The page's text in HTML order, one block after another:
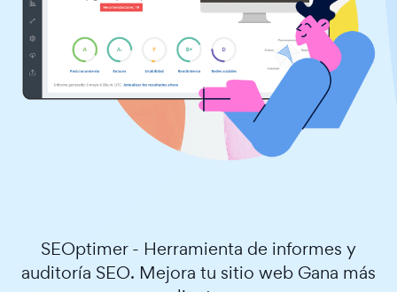
SEOptimer - Herramienta de informes y
auditoría SEO. Mejora tu sitio web Gana más